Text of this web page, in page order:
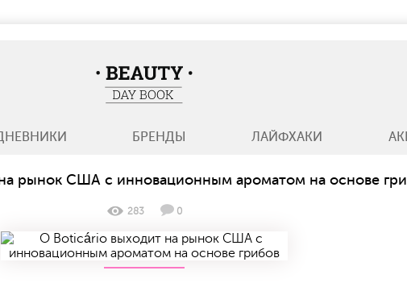
БРЕНДЫ ЛАЙФХАКИ
BeautyDayBook
рынок США с инновационным ароматом на основе
283 0